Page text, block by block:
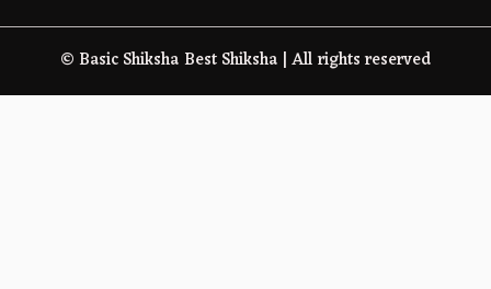
© Basic Shiksha Best Shiksha | All rights reserved